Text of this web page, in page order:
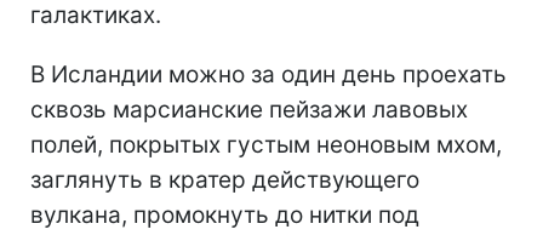
галактиках.
В Исландии можно за один день проехать
сквозь марсианские пейзажи лавовых
полей, покрытых густым неоновым мхом,
заглянуть в кратер действующего
вулкана, промокнуть до нитки под